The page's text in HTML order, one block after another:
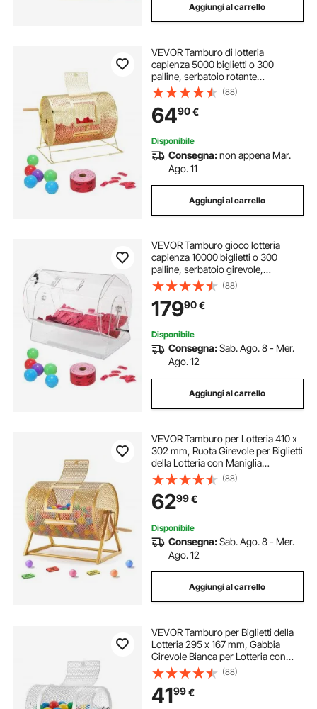
Aggiungi al carrello
VEVOR Tamburo di lotteria
capienza 5000 biglietti o 300
palline, serbatoio rotante
piattaforma girevole della lotteria,
scatola per biglietti per giochi della
lotteria colore dorato
(88)
6490€
Disponibile
Consegna:non appena Mar.
Ago. 11
Aggiungi al carrello
VEVOR Tamburo gioco lotteria
capienza 10000 biglietti o 300
palline, serbatoio girevole,
piattaforma girevole trasparente
della lotteria, scatola per biglietti per
giochi della lotteria
(88)
17990€
Disponibile
Consegna:Sab. Ago. 8 - Mer.
Ago. 12
Aggiungi al carrello
VEVOR Tamburo per Lotteria 410 x
302 mm, Ruota Girevole per Biglietti
della Lotteria con Maniglia
Rinforzata, Supporto Triangolare
Stabile, Capacità 5000 Biglietti o
200 Palline, per Eventi e Raduni
(88)
6299€
Disponibile
Consegna:Sab. Ago. 8 - Mer.
Ago. 12
Aggiungi al carrello
VEVOR Tamburo per Biglietti della
Lotteria 295 x 167 mm, Gabbia
Girevole Bianca per Lotteria con
Maniglia Rinforzata e Base
Triangolare, Capacità 2500 Biglietti
o 100 Palline, per Concorsi a Premi
(88)
4199€